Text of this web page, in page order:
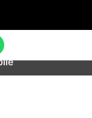
' in
class-bots.php